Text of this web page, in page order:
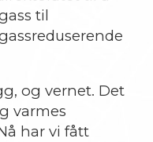
til
og vernet. Det
varmes
har vi fått